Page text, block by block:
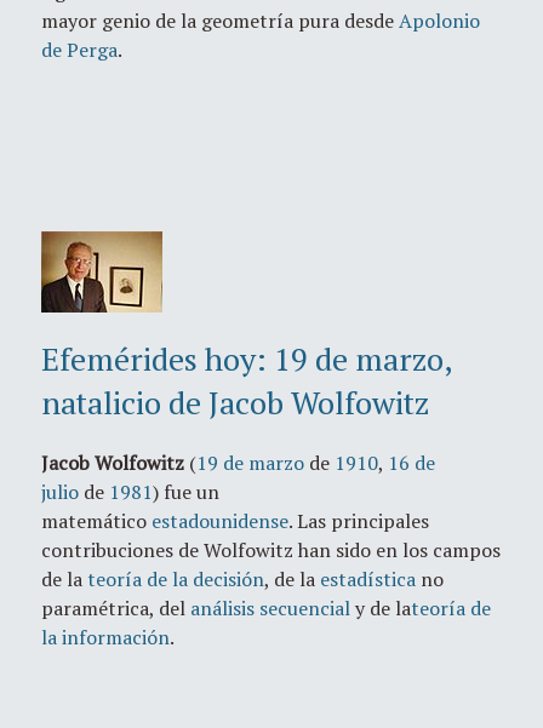
mayor genio de la geometría pura desdeApolonio
de Perga.
Efemérides hoy: 19 de marzo,
natalicio de Jacob Wolfowitz
Jacob Wolfowitz (19 de marzo de 1910, 16 de
julio de 1981) fue un
matemático estadounidense. Las principales
contribuciones de Wolfowitz han sido en los campos
de lateoría de la decisión, de la estadística no
paramétrica, del análisis secuencialy de lateoría de
la información.